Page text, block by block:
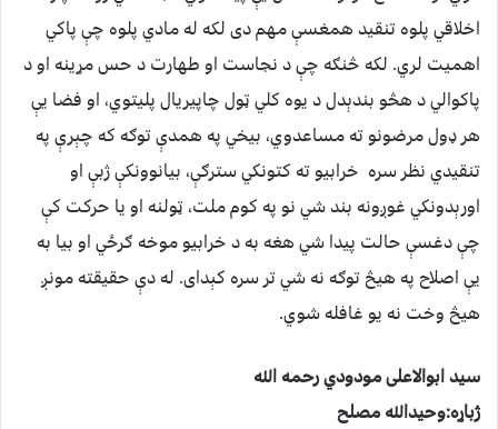
اخلاقي پلوه تنقيد همغسې مهم دی لکه له مادي پلوه چې پاکي
اهميت لري. لکه څنګه چې د نجاست او طهارت د حس مړينه او د
پاکوالي د هڅو بندېدل د يوه کلي ټول چاپيريال پليتوي، او فضا يې
هر ډول مرضونو ته مساعدوي، بيخي په همدې توګه که چېرې په
تنقيدي نظر سره خرابيو ته کتونکي سترګې، بيانوونکې ژبې او
اورېدونکي غوږونه بند شي نو په کوم ملت، ټولنه او يا حرکت کې
چې دغسې حالت پيدا شي هغه به د خرابيو موخه ګرځي او بيا به
يې اصلاح په هيڅ توګه نه شي تر سره کېدای. له دې حقيقته مونږ
هيڅ وخت نه يو غافله شوي.
سيد ابوالاعلی مودودي رحمه الله
ژباړه:وحيدالله مصلح